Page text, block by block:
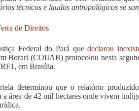
técnicos e laudos antropológicos se
de Direitos
Federal do Pará quedeclarou
Borari (COIIAB) protocolou nesta
em Brasília.
determinou que o relatório
área de 42 mil hectares onde vivem